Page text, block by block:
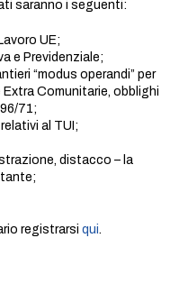
saranno i seguenti:
UE;
e Previdenziale;
“modus operandi” per
Comunitarie, obblighi
71;
al TUI;
distacco – la
registrarsi qui.